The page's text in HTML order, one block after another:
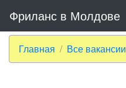
Фриланс в Молдове
Главная Все вакансии